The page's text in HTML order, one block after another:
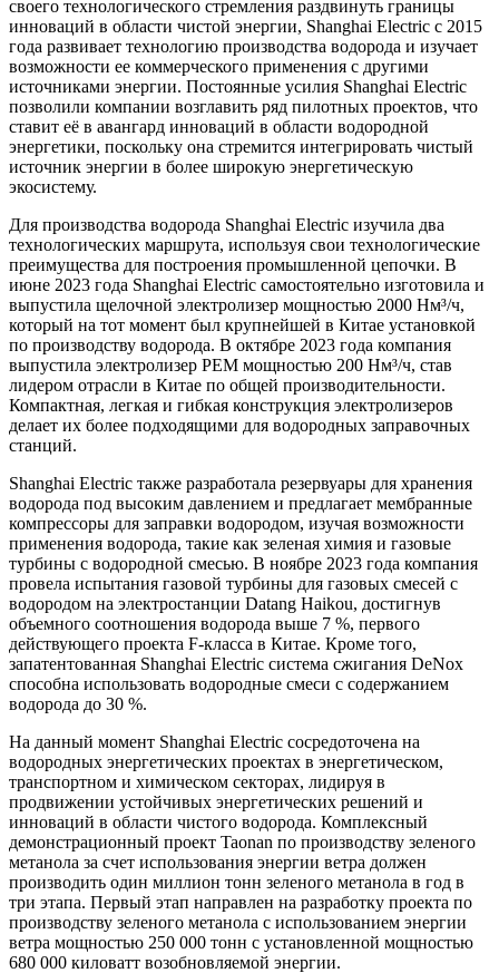
своего технологического стремления раздвинуть границы
инноваций в области чистой энергии, Shanghai Electric с 2015
года развивает технологию производства водорода и изучает
возможности ее коммерческого применения с другими
источниками энергии. Постоянные усилия Shanghai Electric
позволили компании возглавить ряд пилотных проектов, что
ставит её в авангард инноваций в области водородной
энергетики, поскольку она стремится интегрировать чистый
источник энергии в более широкую энергетическую
экосистему.
Для производства водорода Shanghai Electric изучила два
технологических маршрута, используя свои технологические
преимущества для построения промышленной цепочки. В
июне 2023 года Shanghai Electric самостоятельно изготовила и
выпустила щелочной электролизер мощностью 2000 Нм³/ч,
который на тот момент был крупнейшей в Китае установкой
по производству водорода. В октябре 2023 года компания
выпустила электролизер PEM мощностью 200 Нм³/ч, став
лидером отрасли в Китае по общей производительности.
Компактная, легкая и гибкая конструкция электролизеров
делает их более подходящими для водородных заправочных
станций.
Shanghai Electric также разработала резервуары для хранения
водорода под высоким давлением и предлагает мембранные
компрессоры для заправки водородом, изучая возможности
применения водорода, такие как зеленая химия и газовые
турбины с водородной смесью. В ноябре 2023 года компания
провела испытания газовой турбины для газовых смесей с
водородом на электростанции Datang Haikou, достигнув
объемного соотношения водорода выше 7 %, первого
действующего проекта F-класса в Китае. Кроме того,
запатентованная Shanghai Electric система сжигания DeNox
способна использовать водородные смеси с содержанием
водорода до 30 %.
На данный момент Shanghai Electric сосредоточена на
водородных энергетических проектах в энергетическом,
транспортном и химическом секторах, лидируя в
продвижении устойчивых энергетических решений и
инноваций в области чистого водорода. Комплексный
демонстрационный проект Taonan по производству зеленого
метанола за счет использования энергии ветра должен
производить один миллион тонн зеленого метанола в год в
три этапа. Первый этап направлен на разработку проекта по
производству зеленого метанола с использованием энергии
ветра мощностью 250 000 тонн с установленной мощностью
680 000 киловатт возобновляемой энергии.